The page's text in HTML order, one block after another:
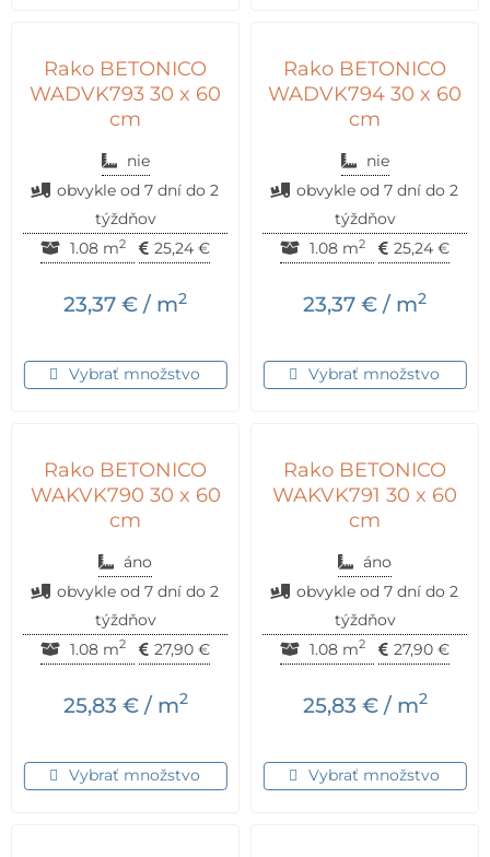
Rako BETONICO
WADVK793 30 x 60
cm
nie
obvykle od 7 dní do 2
týždňov
1.08 m2 25,24 €
23,37 € / m2
Vybrať množstvo
Rako BETONICO
WADVK794 30 x 60
cm
nie
obvykle od 7 dní do 2
týždňov
1.08 m2 25,24 €
23,37 € / m2
Vybrať množstvo
Rako BETONICO
WAKVK790 30 x 60
cm
áno
obvykle od 7 dní do 2
týždňov
1.08 m2 27,90 €
25,83 €/ m2
Vybrať množstvo
Rako BETONICO
WAKVK791 30 x 60
cm
áno
obvykle od 7 dní do 2
týždňov
1.08 m2 27,90 €
25,83 €/ m2
Vybrať množstvo